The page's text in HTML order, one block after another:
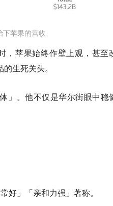
下苹果的营收
，苹果始终作壁上观，甚至
生死关头。
」。他不仅是华尔街眼中稳
好」「亲和力强」著称。